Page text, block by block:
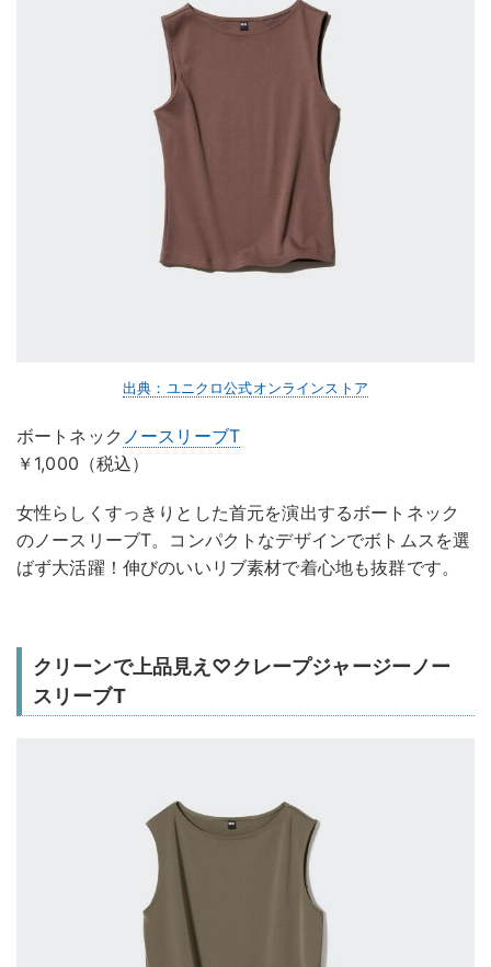
出典：ユニクロ公式オンラインストア
ボートネック ノースリーブT
￥1,000（税込）
女性らしくすっきりとした首元を演出するボートネック
のノースリーブT。コンパクトなデザインでボトムスを選
ばず大活躍！伸びのいいリブ素材で着心地も抜群です。
クリーンで上品見え♡クレープジャージーノー
スリーブT